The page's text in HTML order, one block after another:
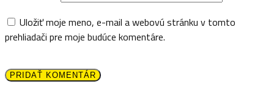
Uložiť moje meno, e-mail a webovú stránku v tomto
prehliadači pre moje budúce komentáre.
PRIDAŤ KOMENTÁR